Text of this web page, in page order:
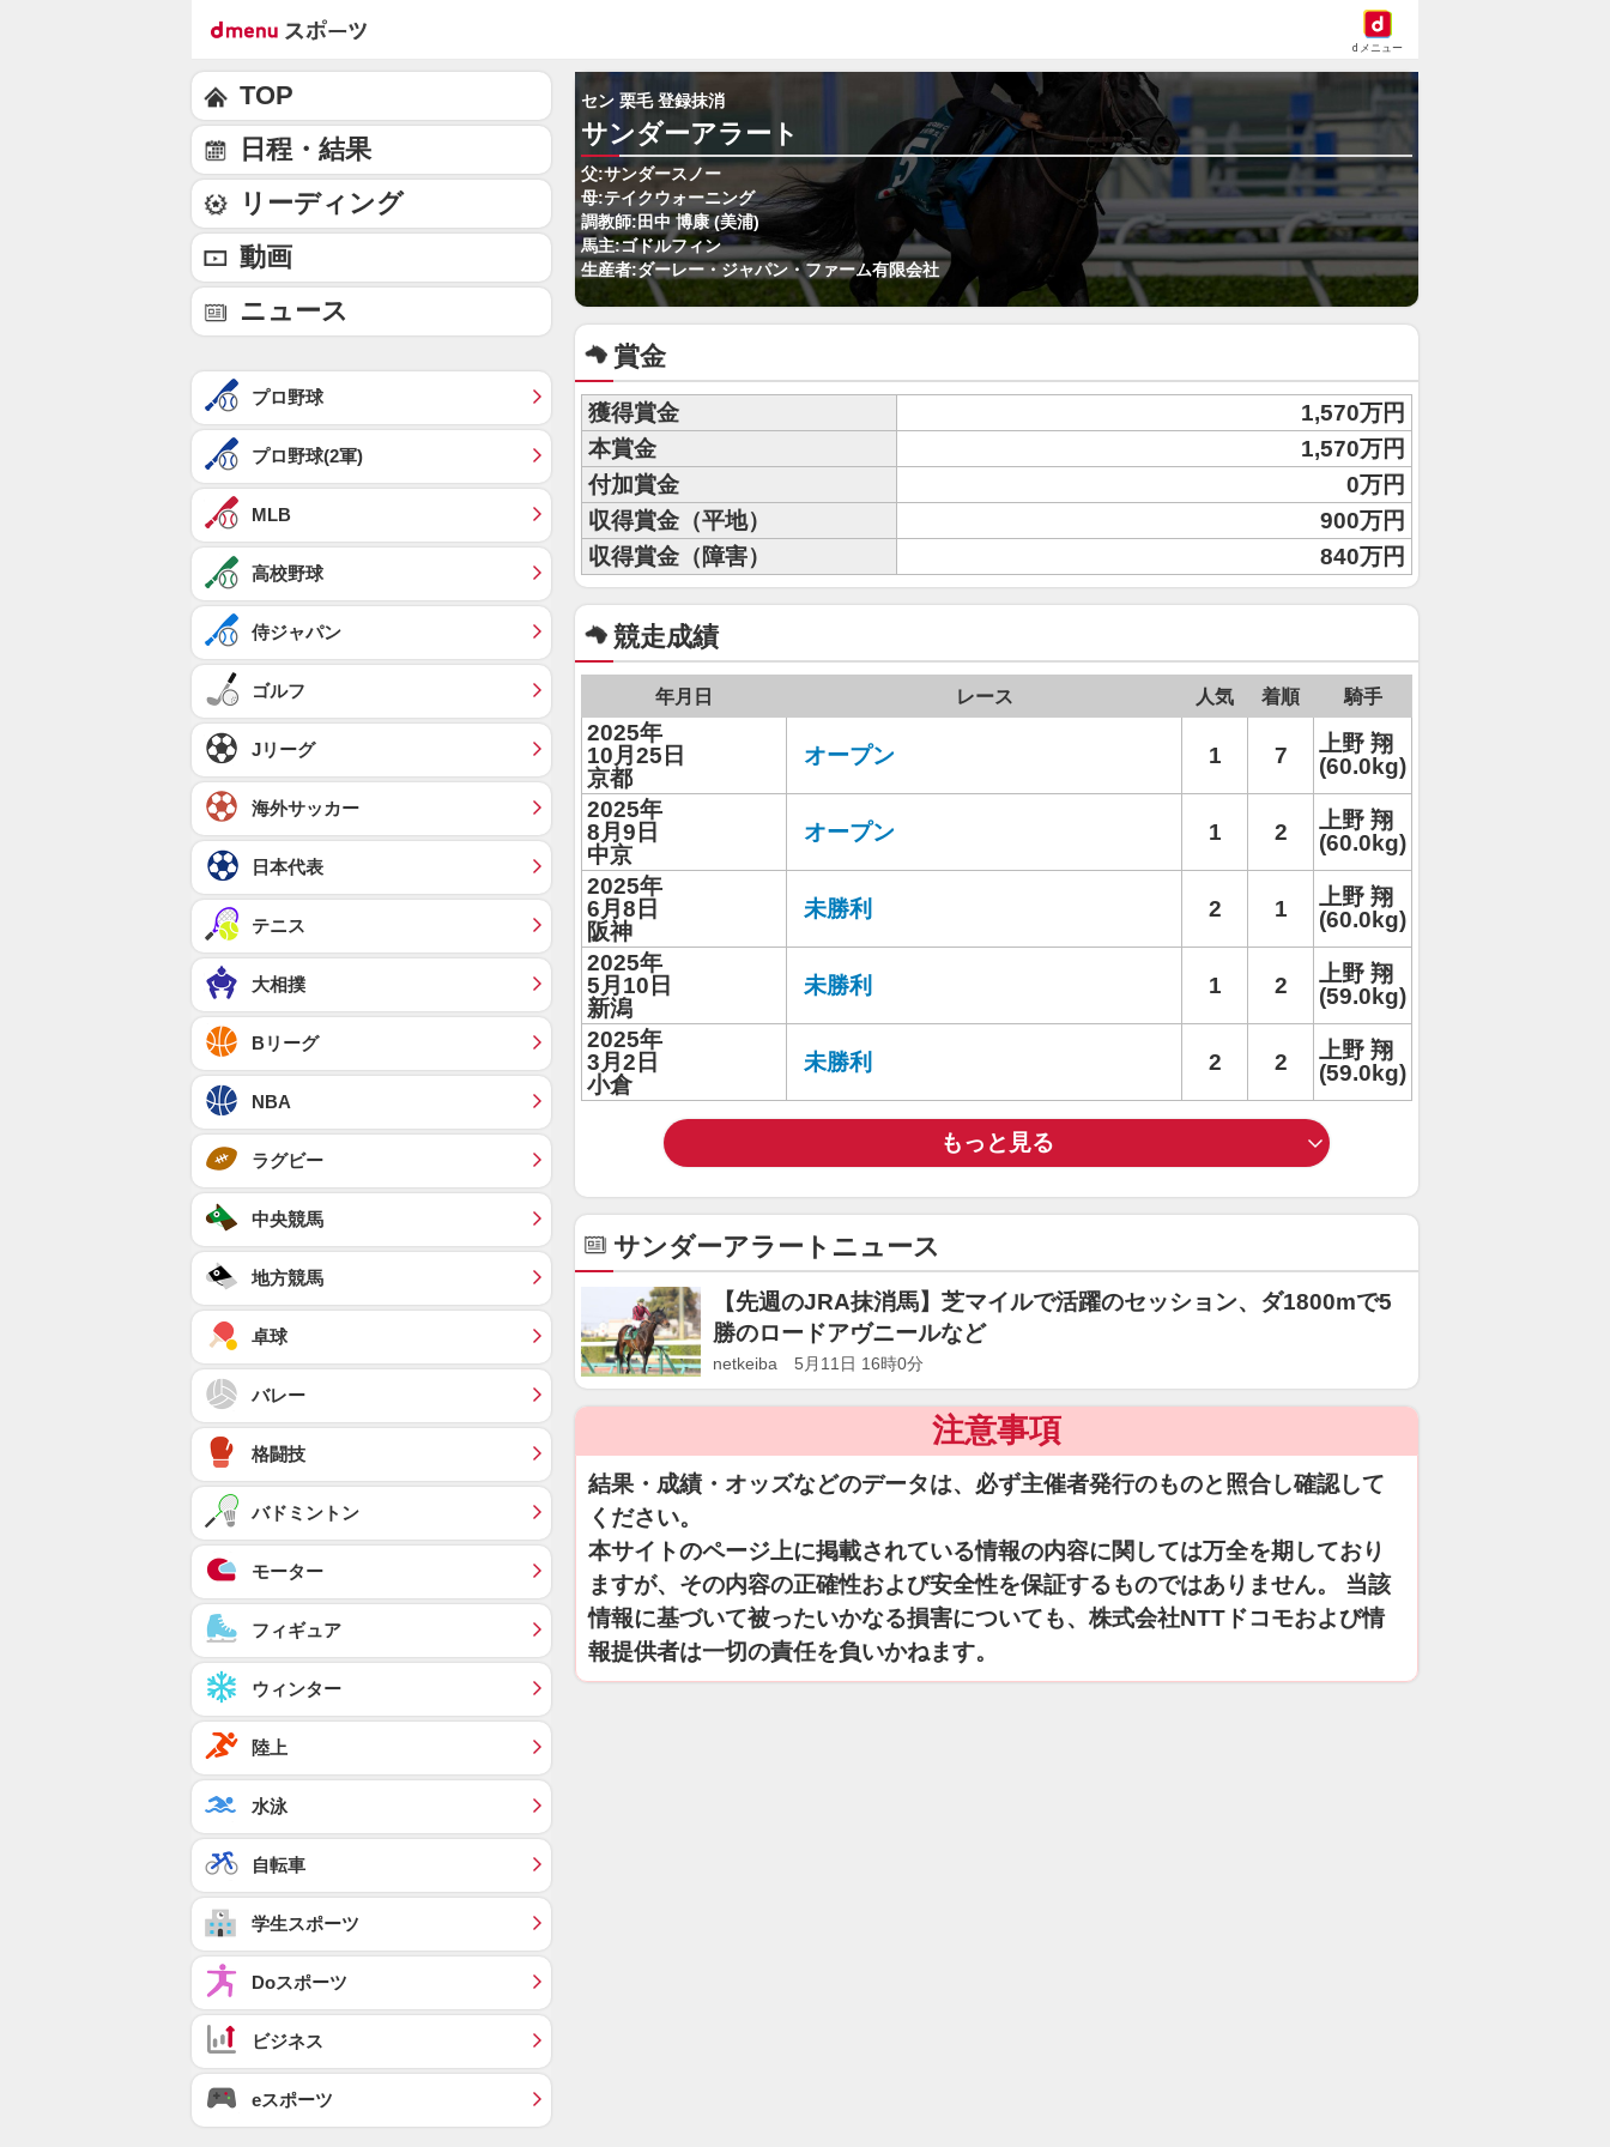
dメニュー
セン 栗毛 登録抹消
サンダーアラート
父:サンダースノー
母:テイクウォーニング
調教師:田中 博康 (美浦)
馬主:ゴドルフィン
生産者:ダーレー・ジャパン・ファーム有限会社
賞金
獲得賞金
1,570万円
本賞金
1,570万円
付加賞金
0万円
収得賞金（平地）
900万円
収得賞金（障害）
840万円
競走成績
年月日 レース 人気 着順 騎手
2025年
10月25日
京都
オープン 1 7
上野 翔
(60.0kg)
2025年
8月9日
中京
オープン 1 2
上野 翔
(60.0kg)
2025年
6月8日
阪神
未勝利 2 1
上野 翔
(60.0kg)
2025年
5月10日
新潟
未勝利 1 2
上野 翔
(59.0kg)
2025年
3月2日
小倉
未勝利 2 2
上野 翔
(59.0kg)
もっと見る
サンダーアラートニュース
【先週のJRA抹消馬】芝マイルで活躍のセッション、ダ1800mで5
勝のロードアヴニールなど
netkeiba 5月11日 16時0分
注意事項
結果・成績・オッズなどのデータは、必ず主催者発行のものと照合し確認して
ください。
本サイトのページ上に掲載されている情報の内容に関しては万全を期しており
ますが、その内容の正確性および安全性を保証するものではありません。 当該
情報に基づいて被ったいかなる損害についても、株式会社NTTドコモおよび情
報提供者は一切の責任を負いかねます。
TOP
日程・結果
リーディング
動画
ニュース
プロ野球
プロ野球(2軍)
MLB
高校野球
侍ジャパン
ゴルフ
Jリーグ
海外サッカー
日本代表
テニス
大相撲
Bリーグ
NBA
ラグビー
中央競馬
地方競馬
卓球
バレー
格闘技
バドミントン
モーター
フィギュア
ウィンター
陸上
水泳
自転車
学生スポーツ
Doスポーツ
ビジネス
eスポーツ